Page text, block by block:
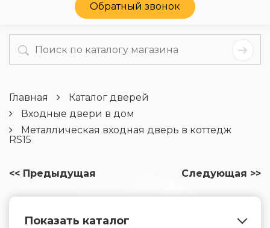
Обратный звонок
Главная
Каталог дверей
Входные двери в дом
Металлическая входная дверь в коттедж
RS15
<< Предыдущая Следующая >>
Показать каталог